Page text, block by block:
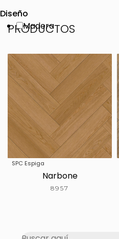
Diseño
Madera
PRODUCTOS
SPC Espiga
Narbone
8957